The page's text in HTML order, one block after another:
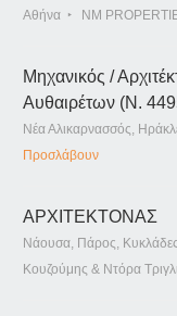
Αθήνα NM
Μηχανικός /
Αυθαιρέτων (Ν.
Νέα Αλικαρνασσός,
Προσλάβουν
ΑΡΧΙΤΕΚΤΟΝΑΣ
Νάουσα, Πάρος, Κυκλάδες
Κουζούμης & Ντόρα